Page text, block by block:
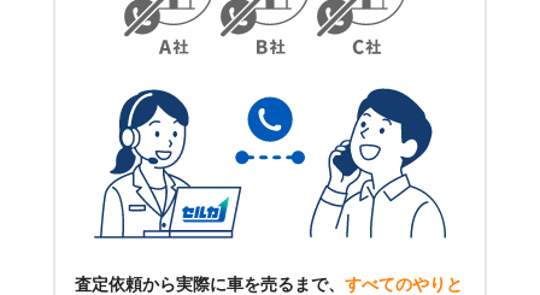
査定依頼から実際に車を売るまで、 すべてのやりと